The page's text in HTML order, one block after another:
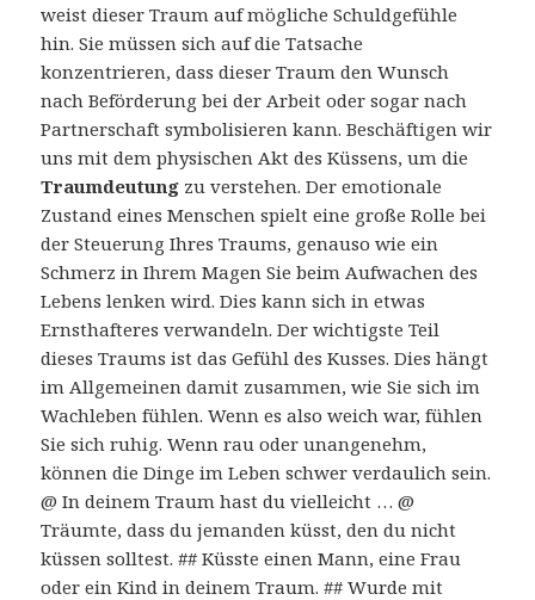
weist dieser Traum auf mögliche Schuldgefühle
hin. Sie müssen sich auf die Tatsache
konzentrieren, dass dieser Traum den Wunsch
nach Beförderung bei der Arbeit oder sogar nach
Partnerschaft symbolisieren kann. Beschäftigen wir
uns mit dem physischen Akt des Küssens, um die
Traumdeutung zu verstehen. Der emotionale
Zustand eines Menschen spielt eine große Rolle bei
der Steuerung Ihres Traums, genauso wie ein
Schmerz in Ihrem Magen Sie beim Aufwachen des
Lebens lenken wird. Dies kann sich in etwas
Ernsthafteres verwandeln. Der wichtigste Teil
dieses Traums ist das Gefühl des Kusses. Dies hängt
im Allgemeinen damit zusammen, wie Sie sich im
Wachleben fühlen. Wenn es also weich war, fühlen
Sie sich ruhig. Wenn rau oder unangenehm,
können die Dinge im Leben schwer verdaulich sein.
@ In deinem Traum hast du vielleicht … @
Träumte, dass du jemanden küsst, den du nicht
küssen solltest. ## Küsste einen Mann, eine Frau
oder ein Kind in deinem Traum. ## Wurde mit